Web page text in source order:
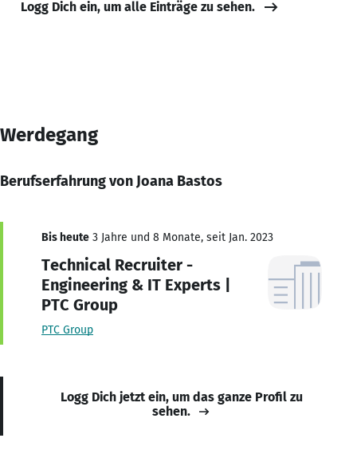
Logg Dich ein, um alle Einträge zu sehen.
Werdegang
Berufserfahrung von Joana Bastos
Bis heute 3 Jahre und 8 Monate, seit Jan. 2023
Technical Recruiter -
Engineering & IT Experts |
PTC Group
PTC Group
Logg Dich jetzt ein, um das ganze Profil zu
sehen.